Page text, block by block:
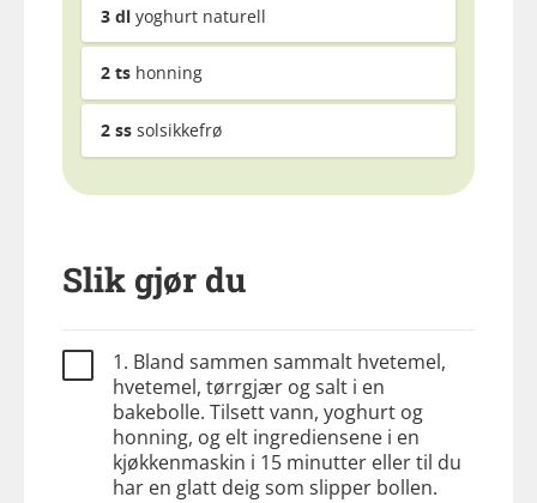
3 dl yoghurt naturell
2 ts honning
2 ss solsikkefrø
Slik gjør du
1. Bland sammen sammalt hvetemel,
hvetemel, tørrgjær og salt i en
bakebolle. Tilsett vann, yoghurt og
honning, og elt ingrediensene i en
kjøkkenmaskin i 15 minutter eller til du
har en glatt deig som slipper bollen.